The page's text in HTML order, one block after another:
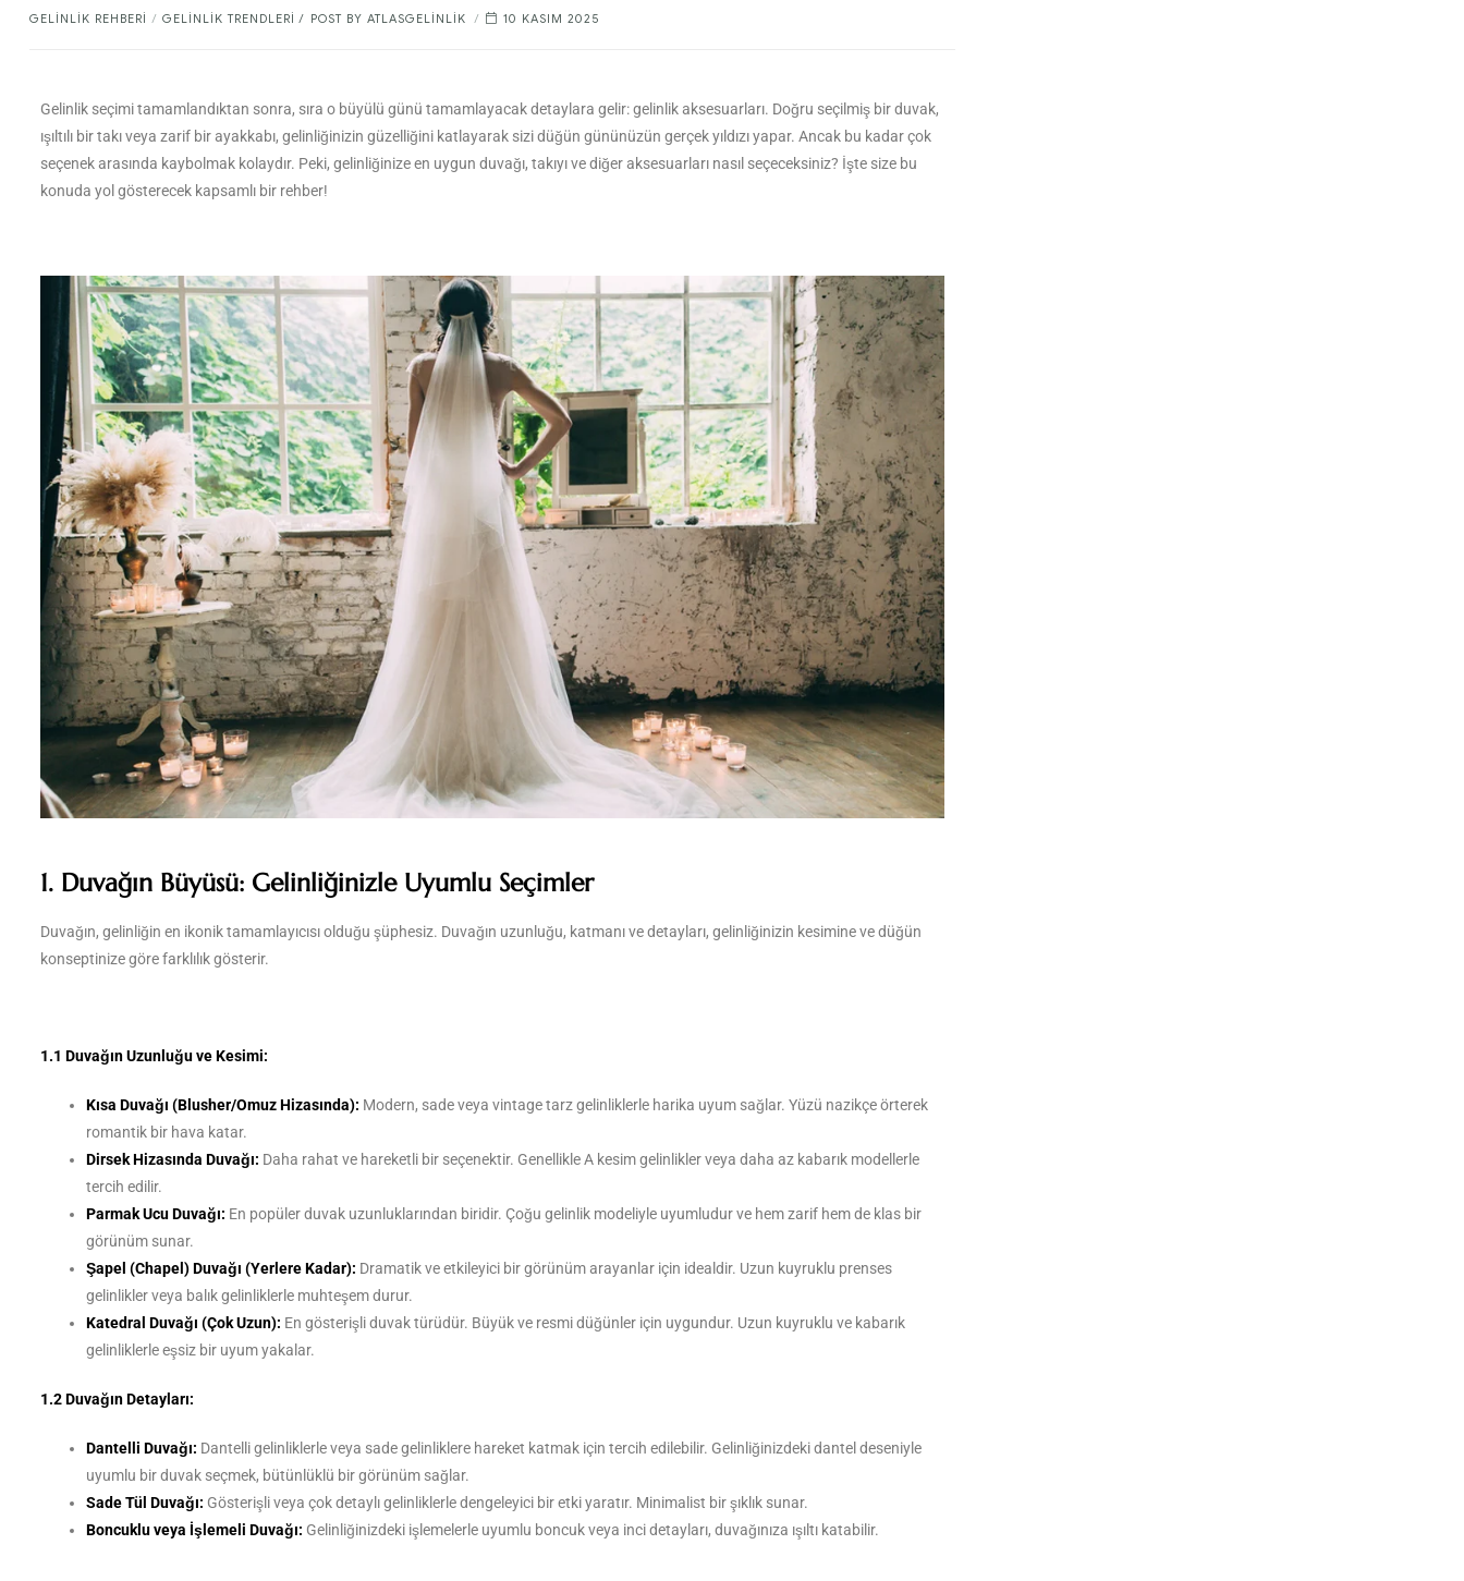
GELINLIK REHBERI / GELINLIK TRENDLERI POST BY ATLASGELINLIK 10 KASIM 2025
Gelinlik seçimi tamamlandıktan sonra, sıra o büyülü günü tamamlayacak detaylara gelir: gelinlik aksesuarları. Doğru seçilmiş bir duvak,
ışıltılı bir takı veya zarif bir ayakkabı, gelinliğinizin güzelliğini katlayarak sizi düğün gününüzün gerçek yıldızı yapar. Ancak bu kadar çok
seçenek arasında kaybolmak kolaydır. Peki, gelinliğinize en uygun duvağı, takıyı ve diğer aksesuarları nasıl seçeceksiniz? İşte size bu
konuda yol gösterecek kapsamlı bir rehber!
1. Duvağın Büyüsü: Gelinliğinizle Uyumlu Seçimler
Duvağın, gelinliğin en ikonik tamamlayıcısı olduğu şüphesiz. Duvağın uzunluğu, katmanı ve detayları, gelinliğinizin kesimine ve düğün
konseptinize göre farklılık gösterir.
1.1 Duvağın Uzunluğu ve Kesimi:
Kısa Duvağı (Blusher/Omuz Hizasında): Modern, sade veya vintage tarz gelinliklerle harika uyum sağlar. Yüzü nazikçe örterek
romantik bir hava katar.
Dirsek Hizasında Duvağı: Daha rahat ve hareketli bir seçenektir. Genellikle A kesim gelinlikler veya daha az kabarık modellerle
tercih edilir.
Parmak Ucu Duvağı: En popüler duvak uzunluklarından biridir. Çoğu gelinlik modeliyle uyumludur ve hem zarif hem de klas bir
görünüm sunar.
Şapel (Chapel) Duvağı (Yerlere Kadar): Dramatik ve etkileyici bir görünüm arayanlar için idealdir. Uzun kuyruklu prenses
gelinlikler veya balık gelinliklerle muhteşem durur.
Katedral Duvağı (Çok Uzun): En gösterişli duvak türüdür. Büyük ve resmi düğünler için uygundur. Uzun kuyruklu ve kabarık
gelinliklerle eşsiz bir uyum yakalar.
1.2 Duvağın Detayları:
Dantelli Duvağı: Dantelli gelinliklerle veya sade gelinliklere hareket katmak için tercih edilebilir. Gelinliğinizdeki dantel deseniyle
uyumlu bir duvak seçmek, bütünlüklü bir görünüm sağlar.
Sade Tül Duvağı: Gösterişli veya çok detaylı gelinliklerle dengeleyici bir etki yaratır. Minimalist bir şıklık sunar.
Boncuklu veya İşlemeli Duvağı: Gelinliğinizdeki işlemelerle uyumlu boncuk veya inci detayları, duvağınıza ışıltı katabilir.